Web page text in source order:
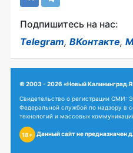
Подпишитесь на нас:
Telegram, ВКонтакте,
© 2003 - 2026 «Новый
Свидетельство о регистрации
Федеральной службой по надзору в
технологий и массовых
18+ Данный сайт не предназначен